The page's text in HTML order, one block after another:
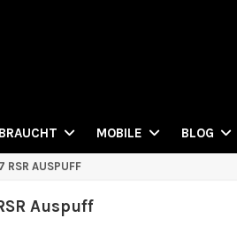
MOBILE BLOG
RSR AUSPUFF
Auspuff